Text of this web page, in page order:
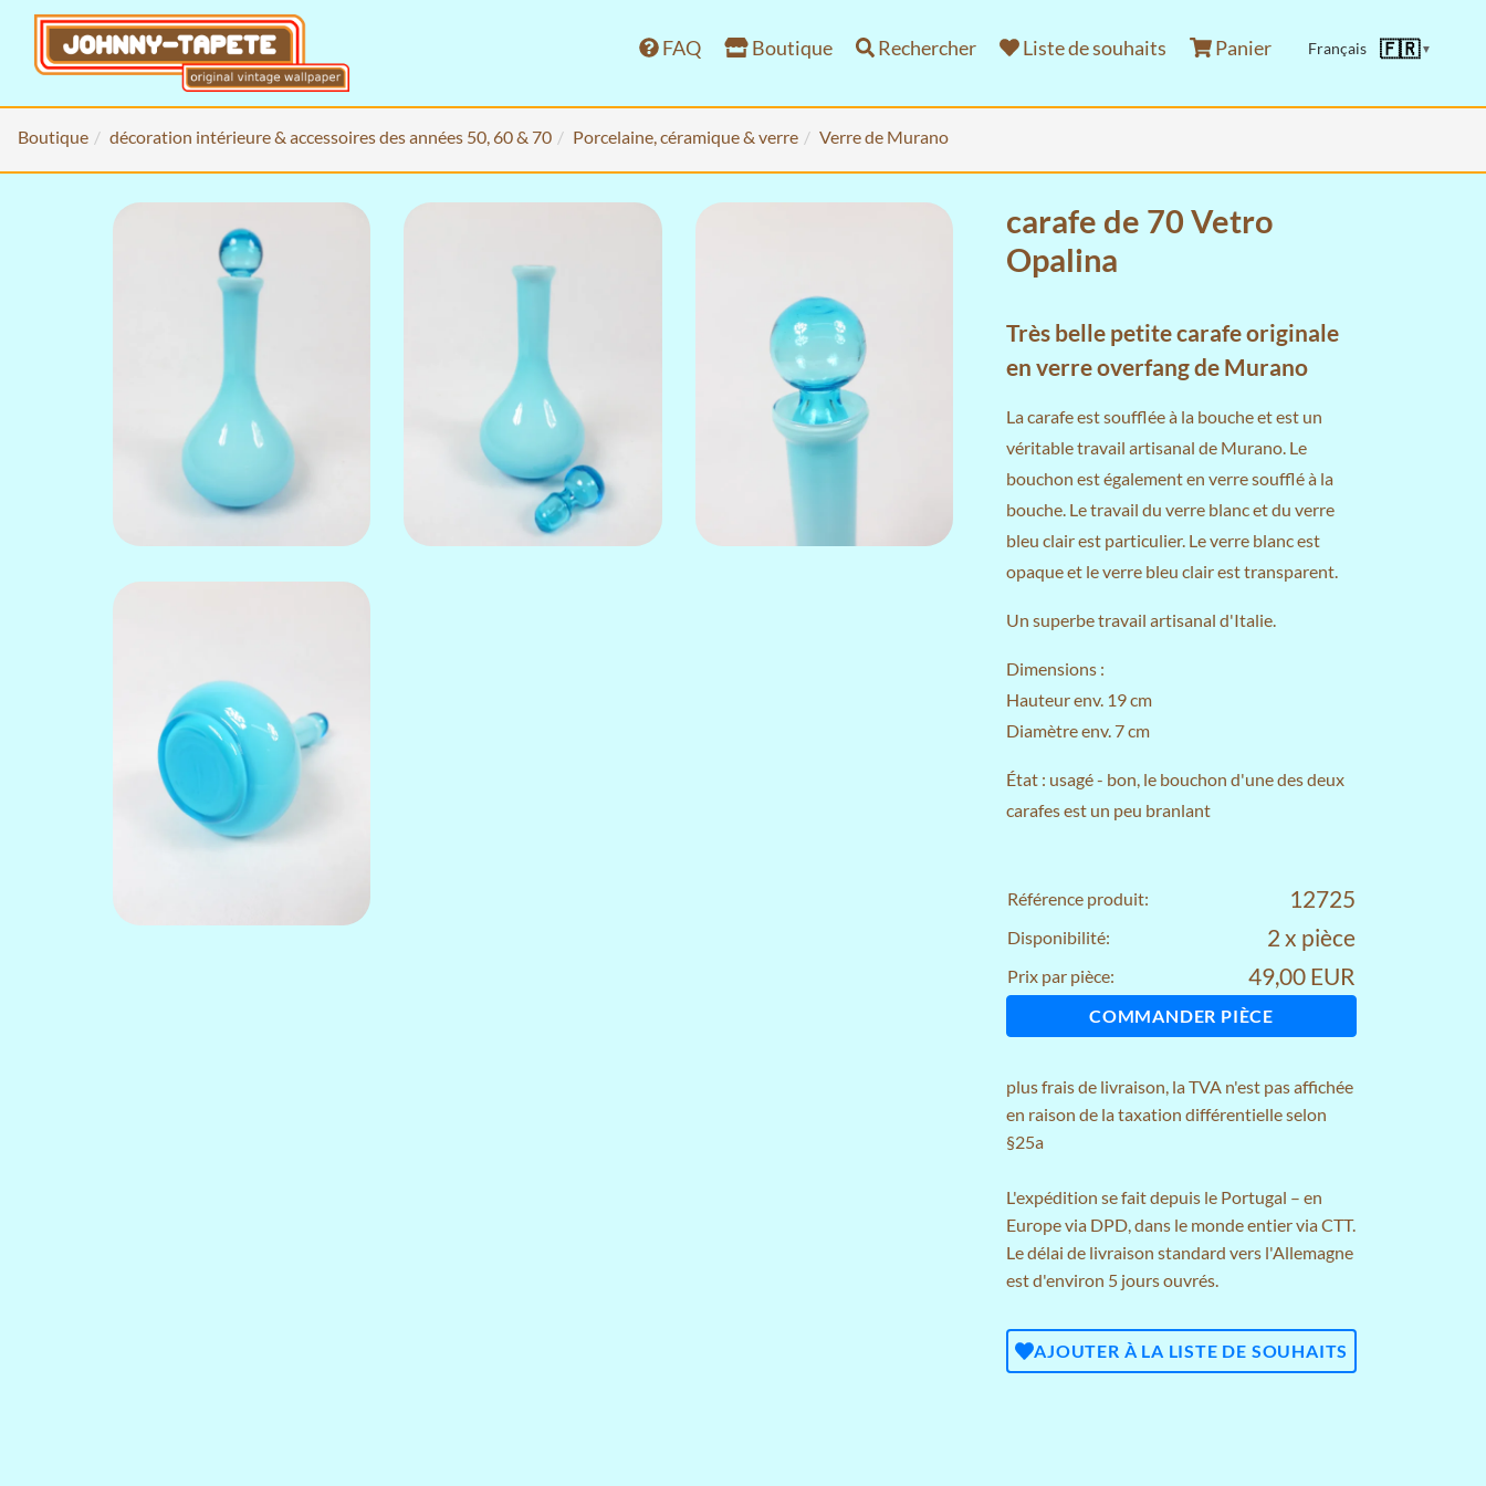
FAQ Boutique Rechercher Liste de souhaits Panier Français 🇫🇷▼
Boutique décoration intérieure & accessoires des années 50, 60 & 70 Porcelaine, céramique & verre Verre de Murano
carafe de 70 Vetro
Opalina
Très belle petite carafe originale
en verre overfang de Murano
La carafe est soufflée à la bouche et est un
véritable travail artisanal de Murano. Le
bouchon est également en verre soufflé à la
bouche. Le travail du verre blanc et du verre
bleu clair est particulier. Le verre blanc est
opaque et le verre bleu clair est transparent.
Un superbe travail artisanal d'Italie.
Dimensions :
Hauteur env. 19 cm
Diamètre env. 7 cm
État : usagé - bon, le bouchon d'une des deux
carafes est un peu branlant
Référence produit: 12725
Disponibilité: 2 x pièce
Prix par pièce: 49,00 EUR
COMMANDER PIÈCE
plusfrais de livraison, la TVA n'est pas affichée
en raison de la taxation différentielle selon
§25a
L'expédition se fait depuis le Portugal – en
Europe via DPD, dans le monde entier via CTT.
Le délai de livraison standard vers l'Allemagne
est d'environ 5 jours ouvrés.
AJOUTER À LA LISTE DE SOUHAITS